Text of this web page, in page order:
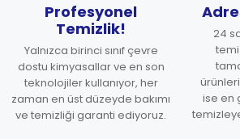
Profesyonel
Temizlik!
Yalnızca birinci sınıf çevre
dostu kimyasallar ve en son
teknolojiler kullanıyor, her
zaman en üst düzeyde bakımı
ve temizliği garanti ediyoruz.
24
ise en